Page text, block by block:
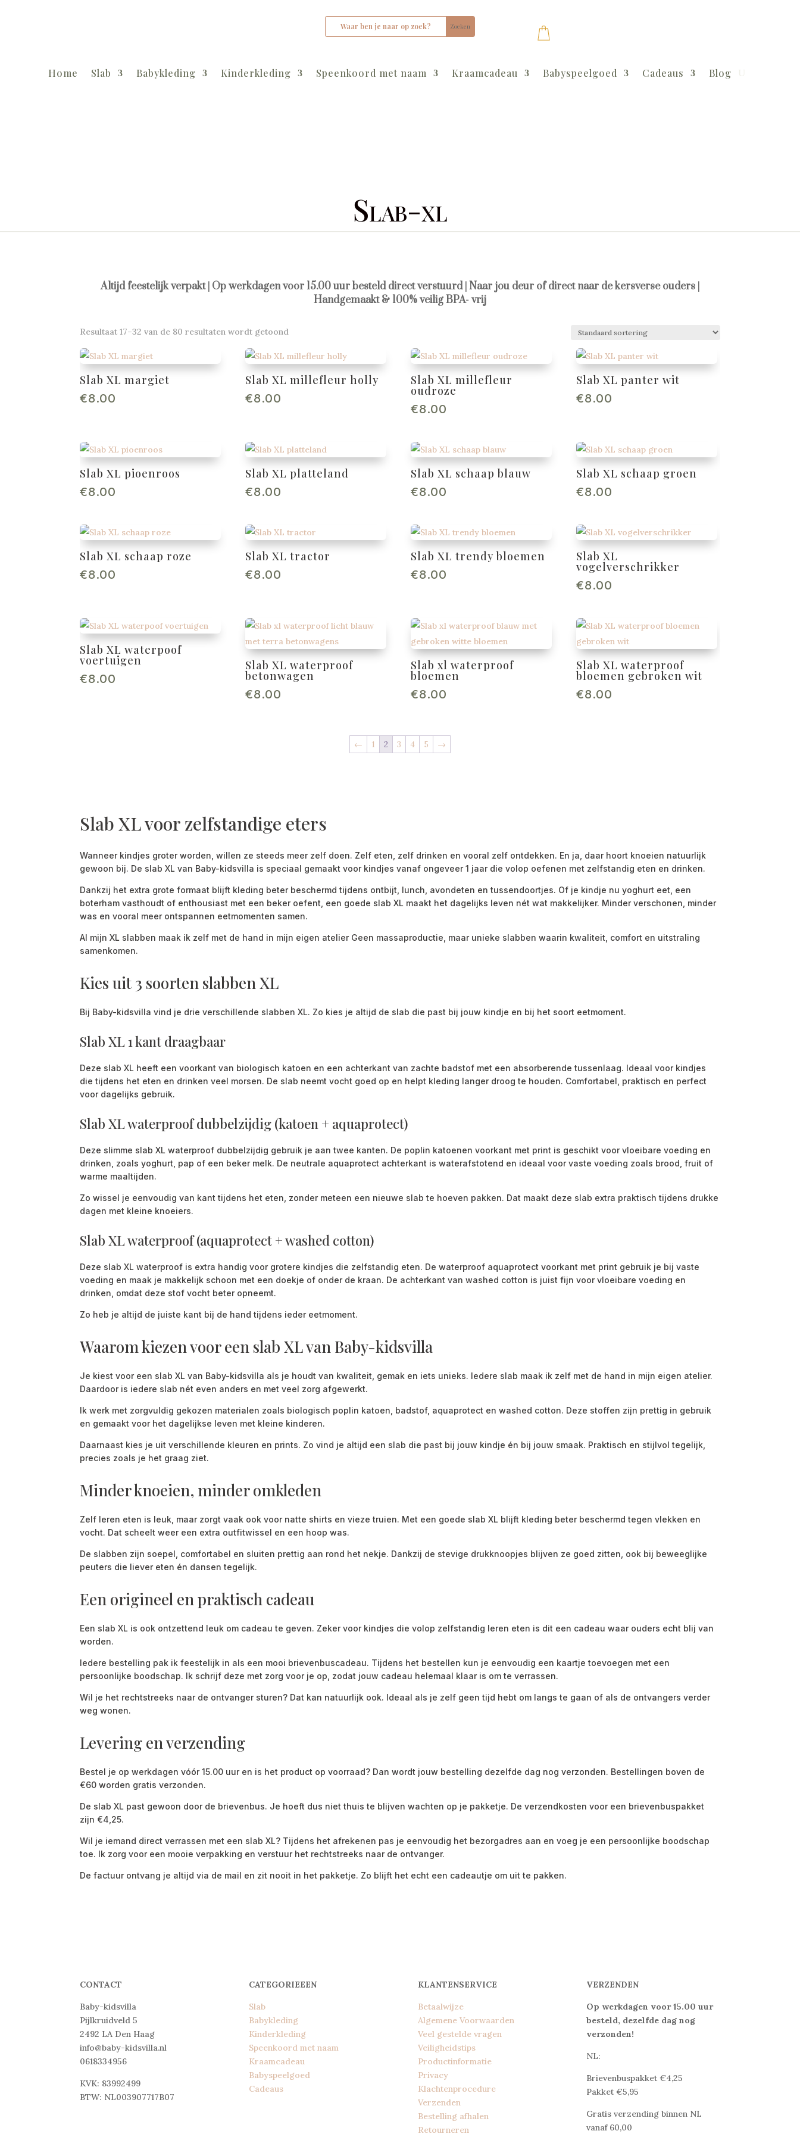
Home Slab Babykleding Kinderkleding Speenkoord met naam Kraamcadeau Babyspeelgoed Cadeaus Blog
Slab-xl
Altijd feestelijk verpakt | Op werkdagen voor 15.00 uur besteld direct verstuurd | Naar jou deur of direct naar de kersverse ouders |
Handgemaakt & 100% veilig BPA- vrij
Resultaat 17–32 van de 80 resultaten wordt getoond
Slab XL margiet
€8.00
Slab XL millefleur holly
€8.00
Slab XL millefleur
oudroze
€8.00
Slab XL panter wit
€8.00
Slab XL pioenroos
€8.00
Slab XL platteland
€8.00
Slab XL schaap blauw
€8.00
Slab XL schaap groen
€8.00
Slab XL schaap roze
€8.00
Slab XL tractor
€8.00
Slab XL trendy bloemen
€8.00
Slab XL
vogelverschrikker
€8.00
Slab XL waterpoof
voertuigen
€8.00
Slab XL waterproof
betonwagen
€8.00
Slab xl waterproof
bloemen
€8.00
Slab XL waterproof
bloemen gebroken wit
€8.00
← 1 2 3 4 5 →
Slab XL voor zelfstandige eters
Wanneer kindjes groter worden, willen ze steeds meer zelf doen. Zelf eten, zelf drinken en vooral zelf ontdekken. En ja, daar hoort knoeien natuurlijk
gewoon bij. De slab XL van Baby-kidsvilla is speciaal gemaakt voor kindjes vanaf ongeveer 1 jaar die volop oefenen met zelfstandig eten en drinken.
Dankzij het extra grote formaat blijft kleding beter beschermd tijdens ontbijt, lunch, avondeten en tussendoortjes. Of je kindje nu yoghurt eet, een
boterham vasthoudt of enthousiast met een beker oefent, een goede slab XL maakt het dagelijks leven nét wat makkelijker. Minder verschonen, minder
was en vooral meer ontspannen eetmomenten samen.
Al mijn XL slabben maak ik zelf met de hand in mijn eigen atelier Geen massaproductie, maar unieke slabben waarin kwaliteit, comfort en uitstraling
samenkomen.
Kies uit 3 soorten slabben XL
Bij Baby-kidsvilla vind je drie verschillende slabben XL. Zo kies je altijd de slab die past bij jouw kindje en bij het soort eetmoment.
Slab XL 1 kant draagbaar
Deze slab XL heeft een voorkant van biologisch katoen en een achterkant van zachte badstof met een absorberende tussenlaag. Ideaal voor kindjes
die tijdens het eten en drinken veel morsen. De slab neemt vocht goed op en helpt kleding langer droog te houden. Comfortabel, praktisch en perfect
voor dagelijks gebruik.
Slab XL waterproof dubbelzijdig (katoen + aquaprotect)
Deze slimme slab XL waterproof dubbelzijdig gebruik je aan twee kanten. De poplin katoenen voorkant met print is geschikt voor vloeibare voeding en
drinken, zoals yoghurt, pap of een beker melk. De neutrale aquaprotect achterkant is waterafstotend en ideaal voor vaste voeding zoals brood, fruit of
warme maaltijden.
Zo wissel je eenvoudig van kant tijdens het eten, zonder meteen een nieuwe slab te hoeven pakken. Dat maakt deze slab extra praktisch tijdens drukke
dagen met kleine knoeiers.
Slab XL waterproof (aquaprotect + washed cotton)
Deze slab XL waterproof is extra handig voor grotere kindjes die zelfstandig eten. De waterproof aquaprotect voorkant met print gebruik je bij vaste
voeding en maak je makkelijk schoon met een doekje of onder de kraan. De achterkant van washed cotton is juist fijn voor vloeibare voeding en
drinken, omdat deze stof vocht beter opneemt.
Zo heb je altijd de juiste kant bij de hand tijdens ieder eetmoment.
Waarom kiezen voor een slab XL van Baby-kidsvilla
Je kiest voor een slab XL van Baby-kidsvilla als je houdt van kwaliteit, gemak en iets unieks. Iedere slab maak ik zelf met de hand in mijn eigen atelier.
Daardoor is iedere slab nét even anders en met veel zorg afgewerkt.
Ik werk met zorgvuldig gekozen materialen zoals biologisch poplin katoen, badstof, aquaprotect en washed cotton. Deze stoffen zijn prettig in gebruik
en gemaakt voor het dagelijkse leven met kleine kinderen.
Daarnaast kies je uit verschillende kleuren en prints. Zo vind je altijd een slab die past bij jouw kindje én bij jouw smaak. Praktisch en stijlvol tegelijk,
precies zoals je het graag ziet.
Minder knoeien, minder omkleden
Zelf leren eten is leuk, maar zorgt vaak ook voor natte shirts en vieze truien. Met een goede slab XL blijft kleding beter beschermd tegen vlekken en
vocht. Dat scheelt weer een extra outfitwissel en een hoop was.
De slabben zijn soepel, comfortabel en sluiten prettig aan rond het nekje. Dankzij de stevige drukknoopjes blijven ze goed zitten, ook bij beweeglijke
peuters die liever eten én dansen tegelijk.
Een origineel en praktisch cadeau
Een slab XL is ook ontzettend leuk om cadeau te geven. Zeker voor kindjes die volop zelfstandig leren eten is dit een cadeau waar ouders echt blij van
worden.
Iedere bestelling pak ik feestelijk in als een mooi brievenbuscadeau. Tijdens het bestellen kun je eenvoudig een kaartje toevoegen met een
persoonlijke boodschap. Ik schrijf deze met zorg voor je op, zodat jouw cadeau helemaal klaar is om te verrassen.
Wil je het rechtstreeks naar de ontvanger sturen? Dat kan natuurlijk ook. Ideaal als je zelf geen tijd hebt om langs te gaan of als de ontvangers verder
weg wonen.
Levering en verzending
Bestel je op werkdagen vóór 15.00 uur en is het product op voorraad? Dan wordt jouw bestelling dezelfde dag nog verzonden. Bestellingen boven de
€60 worden gratis verzonden.
De slab XL past gewoon door de brievenbus. Je hoeft dus niet thuis te blijven wachten op je pakketje. De verzendkosten voor een brievenbuspakket
zijn €4,25.
Wil je iemand direct verrassen met een slab XL? Tijdens het afrekenen pas je eenvoudig het bezorgadres aan en voeg je een persoonlijke boodschap
toe. Ik zorg voor een mooie verpakking en verstuur het rechtstreeks naar de ontvanger.
De factuur ontvang je altijd via de mail en zit nooit in het pakketje. Zo blijft het echt een cadeautje om uit te pakken.
CONTACT
Baby-kidsvilla
Pijlkruidveld 5
2492 LA Den Haag
info@baby-kidsvilla.nl
0618334956
KVK: 83992499
BTW: NL003907717B07
CATEGORIEEEN
Slab
Babykleding
Kinderkleding
Speenkoord met naam
Kraamcadeau
Babyspeelgoed
Cadeaus
KLANTENSERVICE
Betaalwijze
Algemene Voorwaarden
Veel gestelde vragen
Veiligheidstips
Productinformatie
Privacy
Klachtenprocedure
Verzenden
Bestelling afhalen
Retourneren
VERZENDEN
Op werkdagen voor 15.00 uur
besteld, dezelfde dag nog
verzonden!
NL:
Brievenbuspakket €4,25
Pakket €5,95
Gratis verzending binnen NL
vanaf 60,00